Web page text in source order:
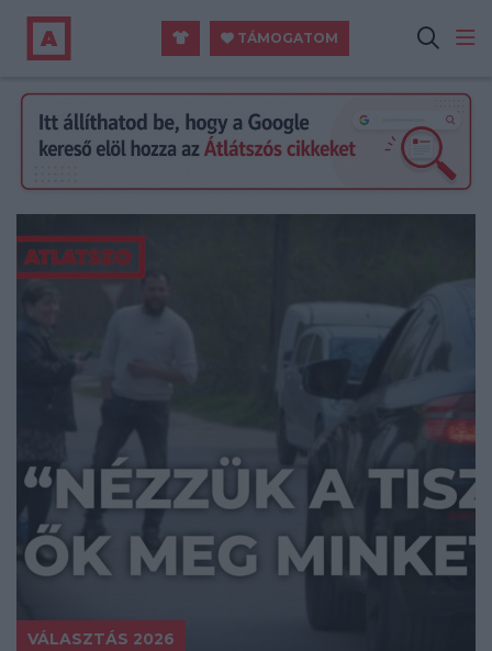
TÁMOGATOM
VÁLASZTÁS 2026